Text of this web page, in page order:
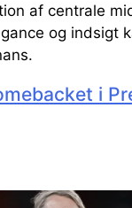
af centrale
og
i